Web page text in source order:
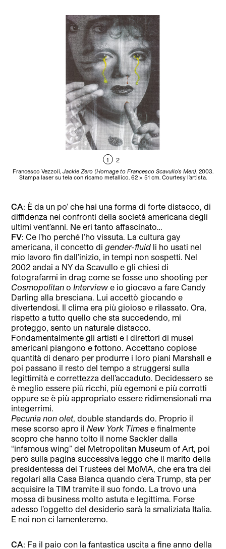
1 2
Francesco Vezzoli, Jackie Zero (Homage to Francesco Scavullo’s Men), 2003.
Stampa laser su tela con ricamo metallico. 62 × 51 cm. Courtesy l’artista.
CA: È da un po’ che hai una forma di forte distacco, di
diffidenza nei confronti della società americana degli
ultimi vent’anni. Ne eri tanto affascinato…
FV: Ce l’ho perché l’ho vissuta. La cultura gay
americana, il concetto digender-fluid li ho usati nel
mio lavoro fin dall’inizio, in tempi non sospetti. Nel
2002 andai a NY da Scavullo e gli chiesi di
fotografarmi in drag come se fosse uno shooting per
Cosmopolitan oInterview e io giocavo a fare Candy
Darling alla bresciana. Lui accettò giocando e
divertendosi. Il clima era più gioioso e rilassato. Ora,
rispetto a tutto quello che sta succedendo, mi
proteggo, sento un naturale distacco.
Fondamentalmente gli artisti e i direttori di musei
americani piangono e fottono. Accettano copiose
quantità di denaro per produrre i loro piani Marshall e
poi passano il resto del tempo a struggersi sulla
legittimità e correttezza dell’accaduto. Decidessero se
è meglio essere più ricchi, più egemoni e più corrotti
oppure se è più appropriato essere ridimensionati ma
integerrimi.
Pecunia non olet, double standards do. Proprio il
mese scorso apro ilNew York Times e finalmente
scopro che hanno tolto il nome Sackler dalla
“infamous wing” del Metropolitan Museum of Art, poi
però sulla pagina successiva leggo che il marito della
presidentessa dei Trustees del MoMA, che era tra dei
regolari alla Casa Bianca quando c’era Trump, sta per
acquisire la TIM tramite il suo fondo. La trovo una
mossa di business molto astuta e legittima. Forse
adesso l’oggetto del desiderio sarà la smaliziata Italia.
E noi non ci lamenteremo.
CA: Fa il paio con la fantastica uscita a fine anno della